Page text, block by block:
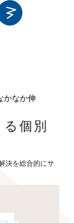
かなか伸
個別
決を総合的にサ